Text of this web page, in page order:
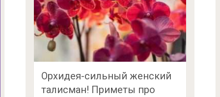
Орхидея-сильный женский
талисман! Приметы про